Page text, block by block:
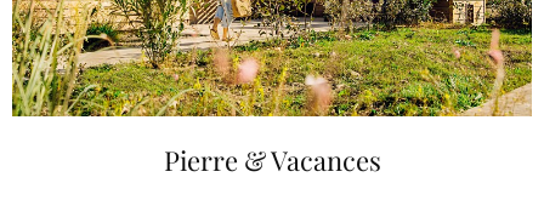
Pierre & Vacances